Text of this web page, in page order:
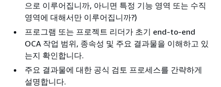
으로 이루어집니까, 아니면 특정 기능 영역 또는 수직
영역에 대해서만 이루어집니까?)
프로그램 또는 프로젝트 리더가 초기 end-to-end
OCA 작업 범위, 종속성 및 주요 결과물을 이해하고 있
는지 확인합니다.
주요 결과물에 대한 공식 검토 프로세스를 간략하게
설명합니다.